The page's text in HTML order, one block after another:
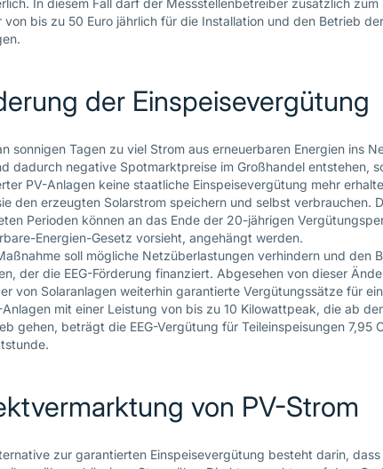
In diesem Fall darf der Messstellenbetreiber zusätzlich
von bis zu 50 Euro jährlich für die Installation und den Betrieb
der Einspeisevergütung
sonnigen Tagen zu viel Strom aus erneuerbaren Energien ins
dadurch negative Spotmarktpreise im Großhandel entstehen,
PV-Anlagen keine staatliche Einspeisevergütung mehr
den erzeugten Solarstrom speichern und selbst verbrauchen.
Perioden können an das Ende der 20-jährigen
Energien-Gesetz vorsieht, angehängt werden.
soll mögliche Netzüberlastungen verhindern und den
der die EEG-Förderung finanziert. Abgesehen von dieser
von Solaranlagen weiterhin garantierte Vergütungssätze für
Anlagen mit einer Leistung von bis zu 10 Kilowattpeak, die ab
gehen, beträgt die EEG-Vergütung für Teileinspeisungen 7,95
von PV-Strom
zur garantierten Einspeisevergütung besteht darin,